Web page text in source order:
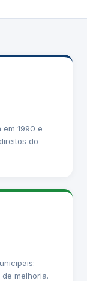
1990 e
do
de melhoria.